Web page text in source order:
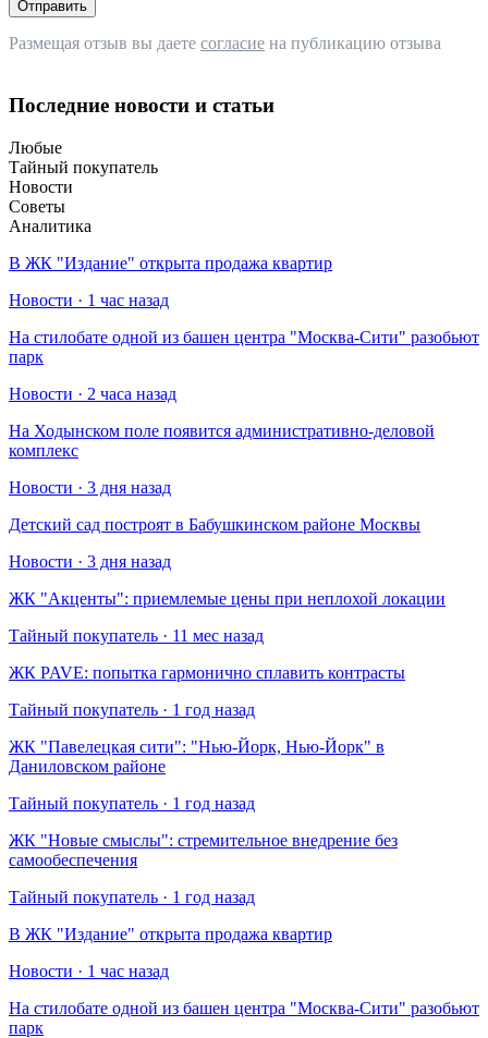
Отправить
Размещая отзыв вы даете согласие на публикацию отзыва
Последние новости и статьи
Любые
Тайный покупатель
Новости
Советы
Аналитика
В ЖК "Издание" открыта продажа квартир
Новости · 1 час назад
На стилобате одной из башен центра "Москва-Сити" разобьют
парк
Новости · 2 часа назад
На Ходынском поле появится административно-деловой
комплекс
Новости · 3 дня назад
Детский сад построят в Бабушкинском районе Москвы
Новости · 3 дня назад
​ЖК "Акценты": приемлемые цены при неплохой локации
Тайный покупатель · 11 мес назад
​ЖК PAVE: попытка гармонично сплавить контрасты
Тайный покупатель · 1 год назад
​ЖК "Павелецкая сити": "Нью-Йорк, Нью-Йорк" в
Даниловском районе
Тайный покупатель · 1 год назад
​ЖК "Новые смыслы": стремительное внедрение без
самообеспечения
Тайный покупатель · 1 год назад
В ЖК "Издание" открыта продажа квартир
Новости · 1 час назад
На стилобате одной из башен центра "Москва-Сити" разобьют
парк